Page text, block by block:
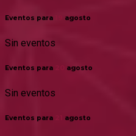
Eventos para agosto
Sin eventos
Eventos para agosto
Sin eventos
Eventos para agosto